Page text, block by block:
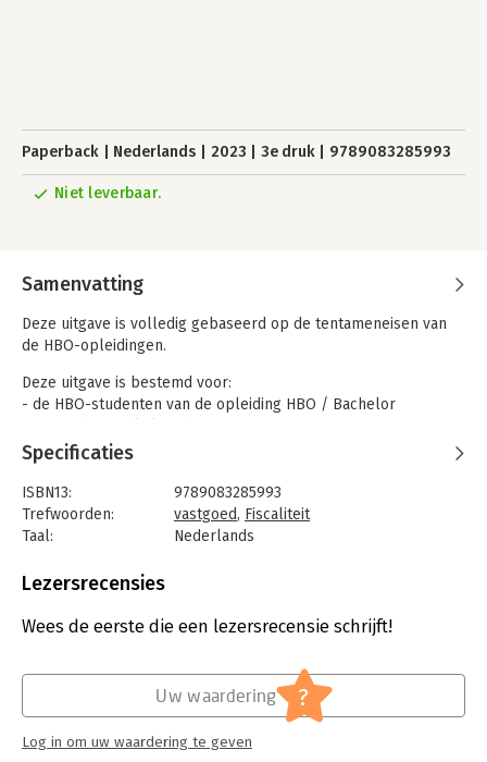
Paperback Nederlands 2023 3e druk 9789083285993
Niet leverbaar.
Samenvatting
Deze uitgave is volledig gebaseerd op de tentameneisen van
de HBO-opleidingen.
Deze uitgave is bestemd voor:
- de HBO-studenten van de opleiding HBO / Bachelor
- beginnende en gevorderde vastgoedprofessionals.
Specificaties
ISBN13:
9789083285993
Trefwoorden:
vastgoed, Fiscaliteit
Taal:
Nederlands
Aantal pagina's:
Druk:
3
Financieel management
Lezersrecensies
Wees de eerste die een lezersrecensie schrijft!
Uw waardering ?
Log in om uw waardering te geven